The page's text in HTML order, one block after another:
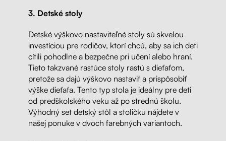
3. Detské stoly
Detské výškovo nastaviteľné stoly sú skvelou
investíciou pre rodičov, ktorí chcú, aby sa ich deti
cítili pohodlne a bezpečne pri učení alebo hraní.
Tieto takzvané rastúce stoly rastú s dieťaťom,
pretože sa dajú výškovo nastaviť a prispôsobiť
výške dieťaťa. Tento typ stola je ideálny pre deti
od predškolského veku až po strednú školu.
Výhodný set detský stôl a stoličku nájdete v
našej ponuke v dvoch farebných variantoch.